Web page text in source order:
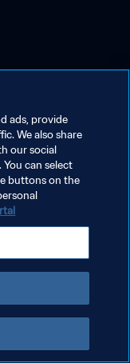
ads, provide
We also share
our social
can select
buttons on the